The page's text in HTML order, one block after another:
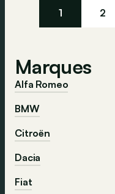
1 2
Marques
Alfa Romeo
BMW
Citroën
Dacia
Fiat